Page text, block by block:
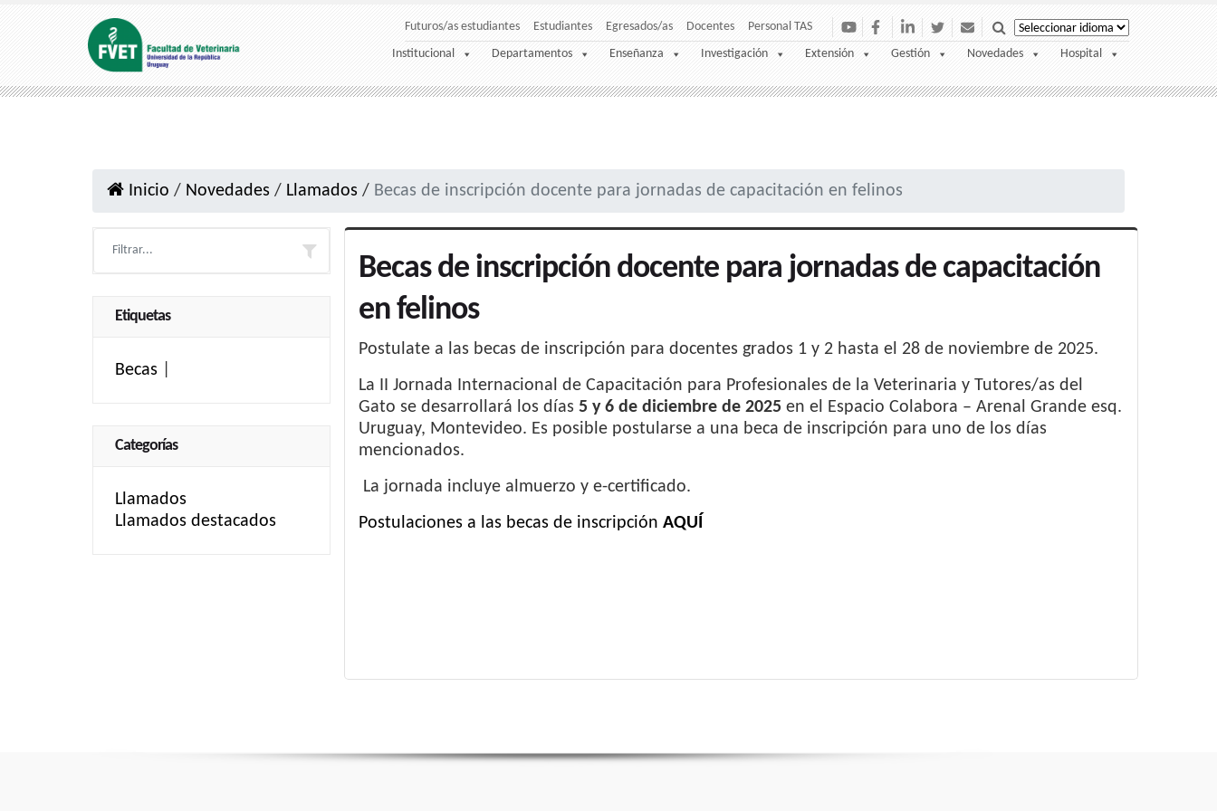
Futuros/as estudiantes Estudiantes Egresados/as Docentes Personal TAS
Institucional Departamentos Enseñanza Investigación Extensión Gestión Novedades Hospital
Inicio / Novedades / Llamados / Becas de inscripción docente para jornadas de capacitación en felinos
Etiquetas
Becas
Categorías
Llamados
Llamados destacados
Becas de inscripción docente para jornadas de capacitación
en felinos
Postulate a las becas de inscripción para docentes grados 1 y 2 hasta el 28 de noviembre de 2025.
La II Jornada Internacional de Capacitación para Profesionales de la Veterinaria y Tutores/as del
Gato se desarrollará los días 5 y 6 de diciembre de 2025 en el Espacio Colabora – Arenal Grande esq.
Uruguay, Montevideo. Es posible postularse a una beca de inscripción para uno de los días
mencionados.
La jornada incluye almuerzo y e-certificado.
Postulaciones a las becas de inscripción AQUÍ